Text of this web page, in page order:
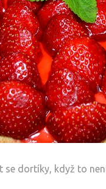
se dortíky, když to